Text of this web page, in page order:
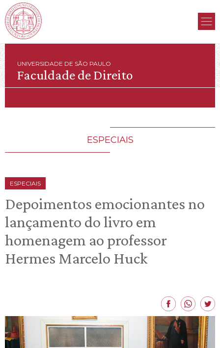
UNIVERSIDADE DE SÃO PAULO
Faculdade de Direito
ESPECIAIS
ESPECIAIS
Depoimentos emocionantes no
lançamento do livro em
homenagem ao professor
Hermes Marcelo Huck